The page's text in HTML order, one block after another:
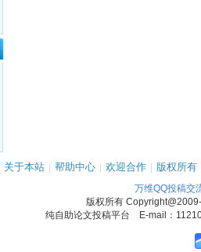
关于本站 | 帮助中心 | 欢迎合作 | 版权所有
万维QQ投稿交
版权所有
纯自助论文投稿平台 E-mail：